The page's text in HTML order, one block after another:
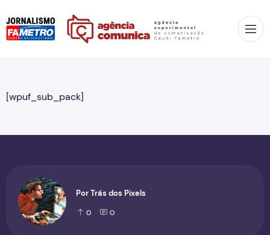
[wpuf_sub_pack]
Por Trás dos Pixels
0 0